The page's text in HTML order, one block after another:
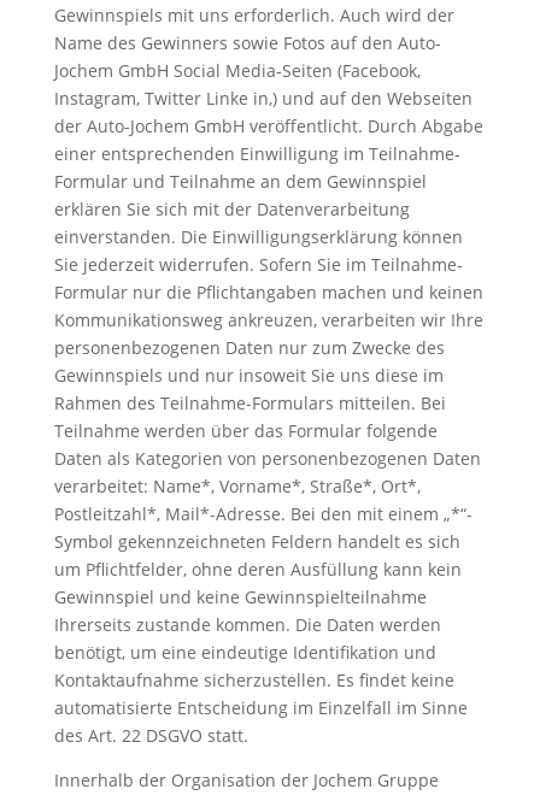
Gewinnspiels mit uns erforderlich. Auch wird der
Name des Gewinners sowie Fotos auf den Auto-
Jochem GmbH Social Media-Seiten (Facebook,
Instagram, Twitter Linke in,) und auf den Webseiten
der Auto-Jochem GmbH veröffentlicht. Durch Abgabe
einer entsprechenden Einwilligung im Teilnahme-
Formular und Teilnahme an dem Gewinnspiel
erklären Sie sich mit der Datenverarbeitung
einverstanden. Die Einwilligungserklärung können
Sie jederzeit widerrufen. Sofern Sie im Teilnahme-
Formular nur die Pflichtangaben machen und keinen
Kommunikationsweg ankreuzen, verarbeiten wir Ihre
personenbezogenen Daten nur zum Zwecke des
Gewinnspiels und nur insoweit Sie uns diese im
Rahmen des Teilnahme-Formulars mitteilen. Bei
Teilnahme werden über das Formular folgende
Daten als Kategorien von personenbezogenen Daten
verarbeitet: Name*, Vorname*, Straße*, Ort*,
Postleitzahl*, Mail*-Adresse. Bei den mit einem „*“-
Symbol gekennzeichneten Feldern handelt es sich
um Pflichtfelder, ohne deren Ausfüllung kann kein
Gewinnspiel und keine Gewinnspielteilnahme
Ihrerseits zustande kommen. Die Daten werden
benötigt, um eine eindeutige Identifikation und
Kontaktaufnahme sicherzustellen. Es findet keine
automatisierte Entscheidung im Einzelfall im Sinne
des Art. 22 DSGVO statt.
Innerhalb der Organisation der Jochem Gruppe